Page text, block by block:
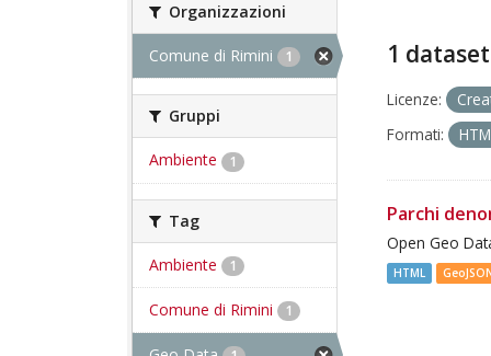
Organizzazioni
Comune di Rimini 1
Gruppi
Ambiente 1
Tag
Ambiente 1
Comune di Rimini 1
1
Licenze:
Formati:
Parchi
Open Geo
HTML